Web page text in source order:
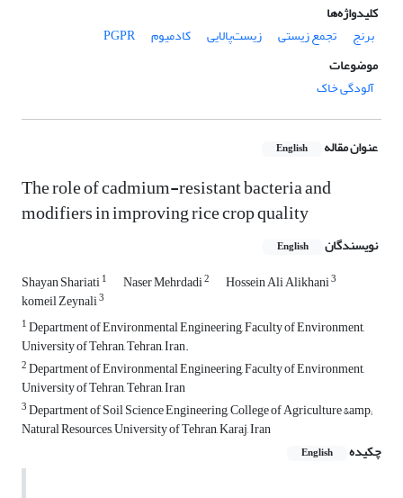
کلیدواژه‌ها
برنج
تجمع زیستی زیست‌پالایی کادمیوم
PGPR
موضوعات
آلودگی خاک
عنوان مقاله English
The role of cadmium-resistant bacteria and
modifiers in improving rice crop quality
نویسندگان English
Shayan Shariati1 Naser Mehrdadi2 Hossein Ali Alikhani3
komeil Zeynali3
1Department of Environmental Engineering, Faculty of Environment,
University of Tehran, Tehran, Iran.
2Department of Environmental Engineering, Faculty of Environment,
University of Tehran, Tehran, Iran
3Department of Soil Science Engineering, College of Agriculture &amp;
Natural Resources, University of Tehran, Karaj, Iran
چکیده
English